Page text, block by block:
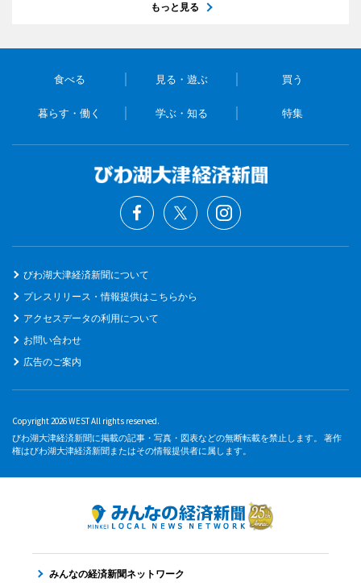
もっと見る
食べる 見る・遊ぶ 買う
暮らす・働く 学ぶ・知る 特集
びわ湖大津経済新聞について
プレスリリース・情報提供はこちらから
アクセスデータの利用について
お問い合わせ
広告のご案内
Copyright 2026 WEST All rights reserved.
びわ湖大津経済新聞に掲載の記事・写真・図表などの無断転載を禁止します。 著作
権はびわ湖大津経済新聞またはその情報提供者に属します。
みんなの経済新聞ネットワーク